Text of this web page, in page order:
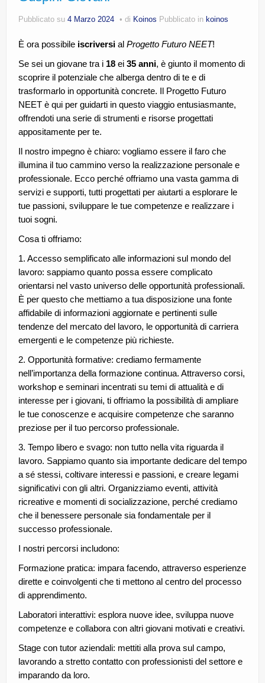
Whistleblowing
Lavora con noi
Centro Antiviolenza “Feminas” | PLUS Sanluri –
Guspini
Pubblicato su 4 Marzo 2024 di Koinos Pubblicato in koinos
È ora possibile iscriversi al Progetto Futuro NEET!
Se sei un giovane tra i 18 ei 35 anni, è giunto il momento di
scoprire il potenziale che alberga dentro di te e di
trasformarlo in opportunità concrete. Il Progetto Futuro
NEET è qui per guidarti in questo viaggio entusiasmante,
offrendoti una serie di strumenti e risorse progettati
appositamente per te.
Il nostro impegno è chiaro: vogliamo essere il faro che
illumina il tuo cammino verso la realizzazione personale e
professionale. Ecco perché offriamo una vasta gamma di
servizi e supporti, tutti progettati per aiutarti a esplorare le
tue passioni, sviluppare le tue competenze e realizzare i
tuoi sogni.
Cosa ti offriamo:
1. Accesso semplificato alle informazioni sul mondo del
lavoro: sappiamo quanto possa essere complicato
orientarsi nel vasto universo delle opportunità professionali.
È per questo che mettiamo a tua disposizione una fonte
affidabile di informazioni aggiornate e pertinenti sulle
tendenze del mercato del lavoro, le opportunità di carriera
emergenti e le competenze più richieste.
2. Opportunità formative: crediamo fermamente
nell’importanza della formazione continua. Attraverso corsi,
workshop e seminari incentrati su temi di attualità e di
interesse per i giovani, ti offriamo la possibilità di ampliare
le tue conoscenze e acquisire competenze che saranno
preziose per il tuo percorso professionale.
3. Tempo libero e svago: non tutto nella vita riguarda il
lavoro. Sappiamo quanto sia importante dedicare del tempo
a sé stessi, coltivare interessi e passioni, e creare legami
significativi con gli altri. Organizziamo eventi, attività
ricreative e momenti di socializzazione, perché crediamo
che il benessere personale sia fondamentale per il
successo professionale.
I nostri percorsi includono:
Formazione pratica: impara facendo, attraverso esperienze
dirette e coinvolgenti che ti mettono al centro del processo
di apprendimento.
Laboratori interattivi: esplora nuove idee, sviluppa nuove
competenze e collabora con altri giovani motivati e creativi.
Stage con tutor aziendali: mettiti alla prova sul campo,
lavorando a stretto contatto con professionisti del settore e
imparando da loro.